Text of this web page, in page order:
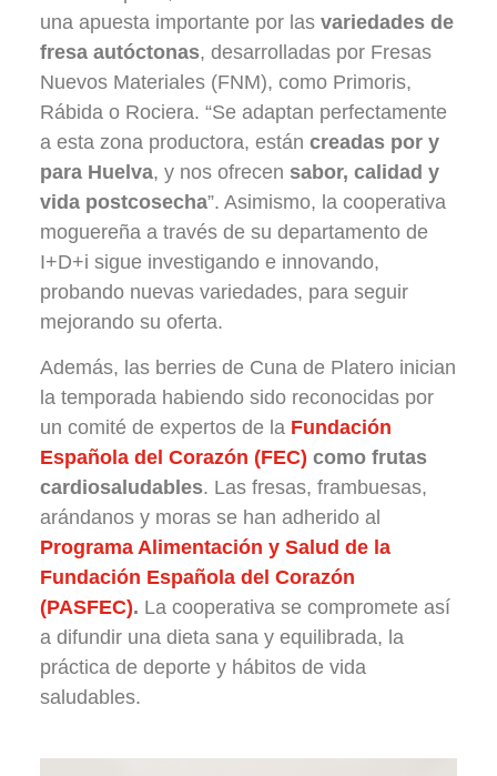
una apuesta importante por las variedades de
fresa autóctonas, desarrolladas por Fresas
Nuevos Materiales (FNM), como Primoris,
Rábida o Rociera. “Se adaptan perfectamente
a esta zona productora, están creadas por y
para Huelva, y nos ofrecen sabor, calidad y
vida postcosecha”. Asimismo, la cooperativa
moguereña a través de su departamento de
I+D+i sigue investigando e innovando,
probando nuevas variedades, para seguir
mejorando su oferta.
Además, las berries de Cuna de Platero inician
la temporada habiendo sido reconocidas por
un comité de expertos de la Fundación
Española del Corazón (FEC) como frutas
cardiosaludables. Las fresas, frambuesas,
arándanos y moras se han adherido al
Programa Alimentación y Salud de la
Fundación Española del Corazón
(PASFEC). La cooperativa se compromete así
a difundir una dieta sana y equilibrada, la
práctica de deporte y hábitos de vida
saludables.